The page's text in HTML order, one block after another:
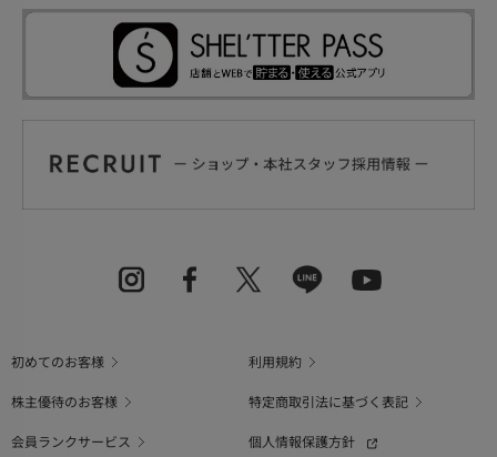
初めてのお客様
利用規約
株主優待のお客様
特定商取引法に基づく表記
会員ランクサービス
個人情報保護方針